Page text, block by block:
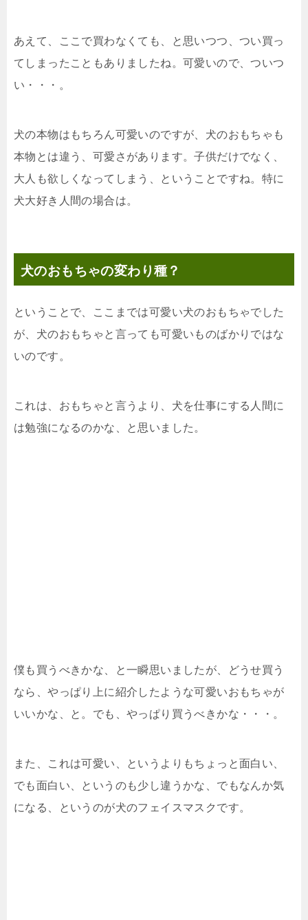
あえて、ここで買わなくても、と思いつつ、つい買っ
てしまったこともありましたね。可愛いので、ついつ
い・・・。
犬の本物はもちろん可愛いのですが、犬のおもちゃも
本物とは違う、可愛さがあります。子供だけでなく、
大人も欲しくなってしまう、ということですね。特に
犬大好き人間の場合は。
犬のおもちゃの変わり種？
ということで、ここまでは可愛い犬のおもちゃでした
が、犬のおもちゃと言っても可愛いものばかりではな
いのです。
これは、おもちゃと言うより、犬を仕事にする人間に
は勉強になるのかな、と思いました。
僕も買うべきかな、と一瞬思いましたが、どうせ買う
なら、やっぱり上に紹介したような可愛いおもちゃが
いいかな、と。でも、やっぱり買うべきかな・・・。
また、これは可愛い、というよりもちょっと面白い、
でも面白い、というのも少し違うかな、でもなんか気
になる、というのが犬のフェイスマスクです。